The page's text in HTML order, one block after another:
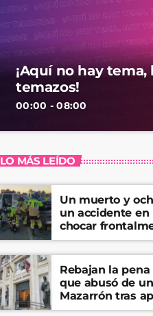
¡Aquí no hay tema,
temazos!
00:00 - 08:00
LO MÁS LEÍDO
Un muerto y
un accidente en
chocar
y una furgoneta
Rebajan la
que abusó de
Mazarrón tras
del ‘solo sí es sí’